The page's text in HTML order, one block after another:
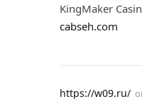
KingMaker
cabseh.com
https://w09.ru/